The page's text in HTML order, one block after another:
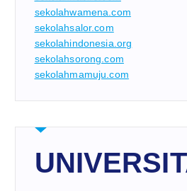
sekolahwamena.com
sekolahsalor.com
sekolahindonesia.org
sekolahsorong.com
sekolahmamuju.com